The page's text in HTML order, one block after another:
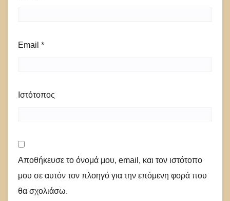
Email *
Ιστότοπος
Αποθήκευσε το όνομά μου, email, και τον ιστότοπο
μου σε αυτόν τον πλοηγό για την επόμενη φορά που
θα σχολιάσω.